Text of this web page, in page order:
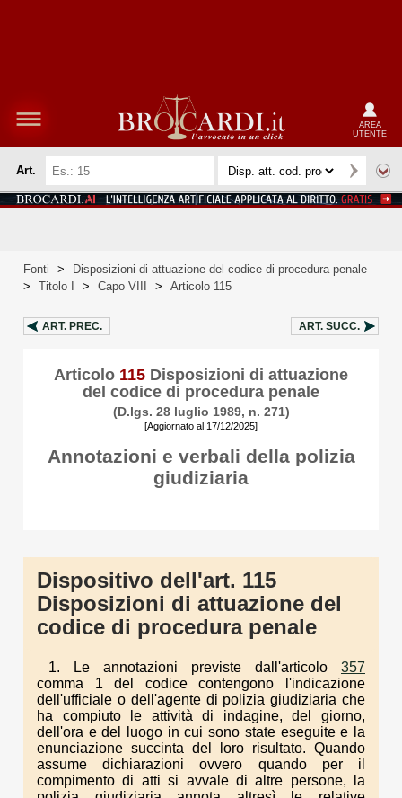
AREA
UTENTE
Art.
Fonti >
Disposizioni di attuazione del codice di procedura penale
>
Titolo I > Capo VIII > Articolo 115
ART. PREC. ART. SUCC.
Articolo 115 Disposizioni di attuazione
del codice di procedura penale
(D.lgs. 28 luglio 1989, n. 271)
[Aggiornato al 17/12/2025]
Annotazioni e verbali della polizia
giudiziaria
Dispositivo dell'art. 115
Disposizioni di attuazione del
codice di procedura penale
1. Le annotazioni previste dall'articolo 357
comma 1 del codice contengono l'indicazione
dell'ufficiale o dell'agente di polizia giudiziaria che
ha compiuto le attività di indagine, del giorno,
dell'ora e del luogo in cui sono state eseguite e la
enunciazione succinta del loro risultato. Quando
assume dichiarazioni ovvero quando per il
compimento di atti si avvale di altre persone, la